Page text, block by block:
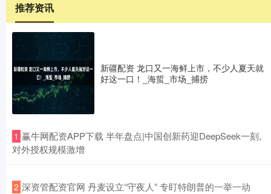
推荐资讯
新疆配资 龙口又一海鲜上市，不少人夏天就
好这一口！_海蜇_市场_捕捞
1 ​赢牛网配资APP下载 半年盘点|中国创新药迎DeepSeek一刻,
对外授权规模激增
2 ​深资管配资官网 丹麦设立“守夜人” 专盯特朗普的一举一动